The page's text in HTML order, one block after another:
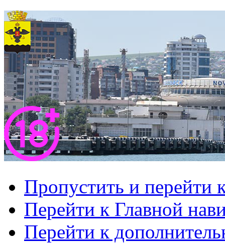
Пропустить и перейти
Перейти к Главной
Перейти к